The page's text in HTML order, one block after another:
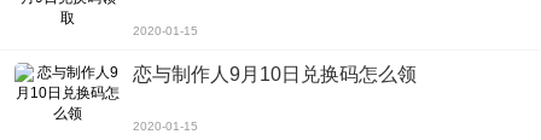
2020-01-15
恋与制作人9月10日兑换码怎么领
2020-01-15